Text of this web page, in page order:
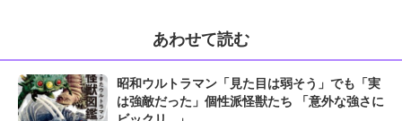
あわせて読む
昭和ウルトラマン「見た目は弱そう」でも「実
は強敵だった」個性派怪獣たち 「意外な強さに